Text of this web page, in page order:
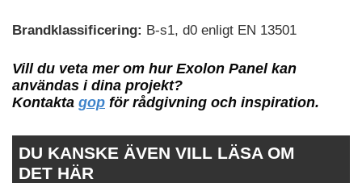
Brandklassificering: B-s1, d0 enligt EN 13501
Vill du veta mer om hur Exolon Panel kan
användas i dina projekt?
Kontakta gop för rådgivning och inspiration.
DU KANSKE ÄVEN VILL LÄSA OM
DET HÄR